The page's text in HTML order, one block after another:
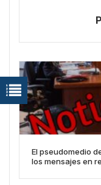
El pseudomedio
los mensajes en